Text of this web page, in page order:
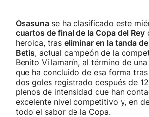
Osasuna se ha clasificado este
cuartos de final de la Copa del Rey
heroica, tras eliminar en la tanda
Betis, actual campeón de la
Benito Villamarín, al término de
que ha concluido de esa forma
dos goles registrado después de
plenos de intensidad que han
excelente nivel competitivo y, en
todo el sabor de la Copa.